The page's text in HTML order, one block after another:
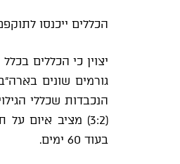
הכללים ייכנסו
יצוין כי הכללים
הנכבדות שכללי
(3:2) מציב איום
בעוד 60 ימים.